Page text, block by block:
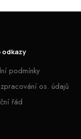
odkazy
podmínky
os. údajů
řád